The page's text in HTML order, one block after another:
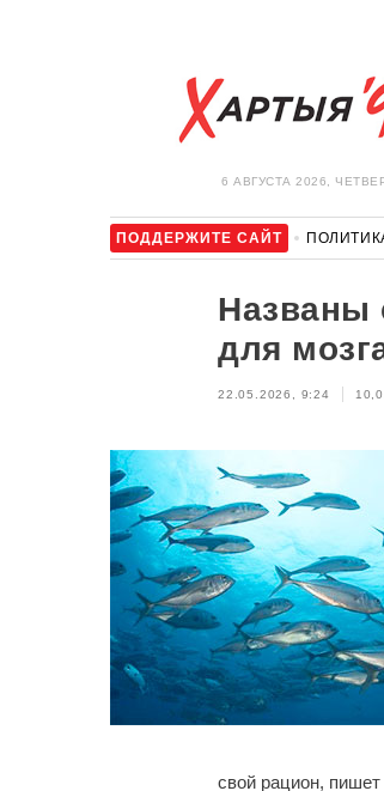
6 АВГУСТА 2026,
ПОДДЕРЖИТЕ САЙТ
Названы
для
22.05.2026, 9:24
свой рацион, пишет